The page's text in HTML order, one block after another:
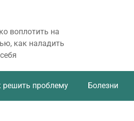
воплотить на
как наладить
решить проблему Болезни